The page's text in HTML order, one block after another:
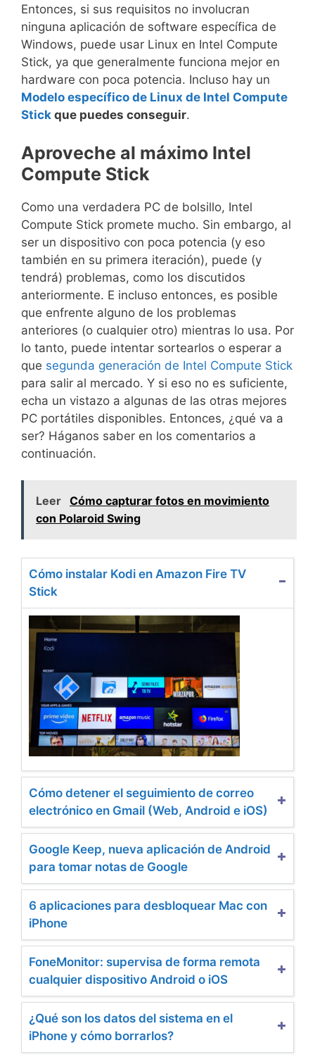
Entonces, si sus requisitos no involucran
ninguna aplicación de software específica de
Windows, puede usar Linux en Intel Compute
Stick, ya que generalmente funciona mejor en
hardware con poca potencia. Incluso hay un
Modelo específico de Linux de Intel Compute
Stick que puedes conseguir.
Aproveche al máximo Intel
Compute Stick
Como una verdadera PC de bolsillo, Intel
Compute Stick promete mucho. Sin embargo, al
ser un dispositivo con poca potencia (y eso
también en su primera iteración), puede (y
tendrá) problemas, como los discutidos
anteriormente. E incluso entonces, es posible
que enfrente alguno de los problemas
anteriores (o cualquier otro) mientras lo usa. Por
lo tanto, puede intentar sortearlos o esperar a
que segunda generación de Intel Compute Stick
para salir al mercado. Y si eso no es suficiente,
echa un vistazo a algunas de las otras mejores
PC portátiles disponibles. Entonces, ¿qué va a
ser? Háganos saber en los comentarios a
continuación.
Leer Cómo capturar fotos en movimiento
con Polaroid Swing
Cómo instalar Kodi en Amazon Fire TV
Stick
Cómo detener el seguimiento de correo
electrónico en Gmail (Web, Android e iOS)
Google Keep, nueva aplicación de Android
para tomar notas de Google
6 aplicaciones para desbloquear Mac con
iPhone
FoneMonitor: supervisa de forma remota
cualquier dispositivo Android o iOS
¿Qué son los datos del sistema en el
iPhone y cómo borrarlos?